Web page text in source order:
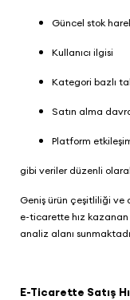
Güncel stok
Kullanıcı ilgisi
Kategori bazlı
Satın alma
Platform
gibi veriler düzenli
Geniş ürün çeşitliliği ve
e-ticarette hız
analiz alanı
E-Ticarette Satış